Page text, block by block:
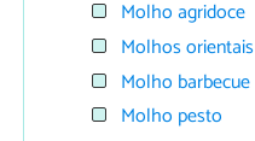
Molho agridoce
Molhos orientais
Molho barbecue
Molho pesto